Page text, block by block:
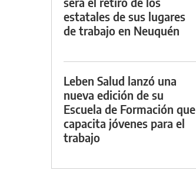
estatales de sus lugares
de trabajo en Neuquén
Leben Salud lanzó una
nueva edición de su
Escuela de Formación que
capacita jóvenes para el
trabajo